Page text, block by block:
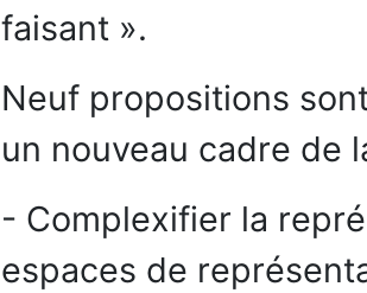
faisant ».
Neuf propositions
un nouveau cadre de
- Complexifier la
espaces de